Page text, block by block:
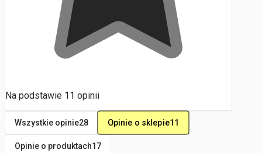
Na podstawie 11 opinii
Wszystkie opinie28 Opinie o sklepie11
Opinie o produktach17